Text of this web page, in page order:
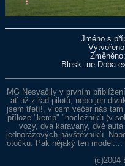
Jméno s
Blesk: ne Doba
MG Nesvačily v prvním
ať už z řad pilotů, nebo jen
jsem třetí!, v osm večer nás
příloze "kemp" "nocležníků (v
vozy, dva karavany, dvě
jednorázových návštěvníků.
otočku. Pak nějaký ten
(c)2004